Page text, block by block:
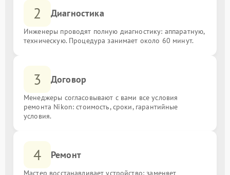
2 Диагностика
Инженеры проводят полную диагностику: аппаратную,
техническую. Процедура занимает около 60 минут.
3 Договор
Менеджеры согласовывают с вами все условия
ремонта Nikon: стоимость, сроки, гарантийные
условия.
4 Ремонт
Мастер восстанавливает устройство: заменяет